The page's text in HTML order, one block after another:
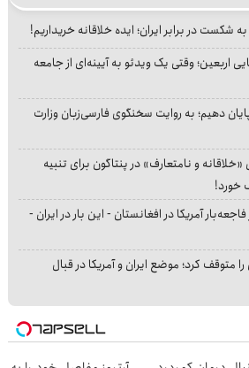
شکست در برابر ایران؛ ایده خلاقانه خریداریم!
اربعین؛ وقتی یک ویدئو به آیینه‌ای از جامعه
دهیم؛ به روایت سخنگوی فارسی‌زبان وزارت
و نامتعارف» در پنتاگون برای تنبیه
خورد!
آمریکا در افغانستان - این بار در ایران -
متوقف کرد؛ موضع ایران و آمریکا در قبال